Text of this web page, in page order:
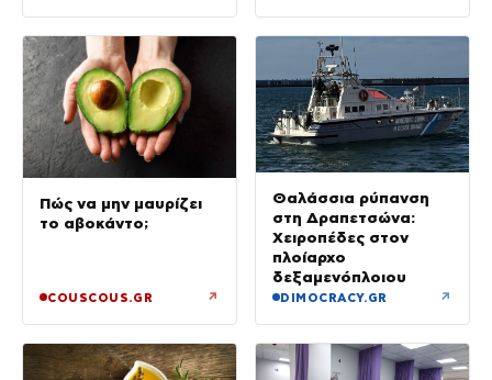
Πώς να μην μαυρίζει
το αβοκάντο;
COUSCOUS.GR ↗
Θαλάσσια ρύπανση
στη Δραπετσώνα:
Χειροπέδες στον
πλοίαρχο
δεξαμενόπλοιου
DIMOCRACY.GR ↗